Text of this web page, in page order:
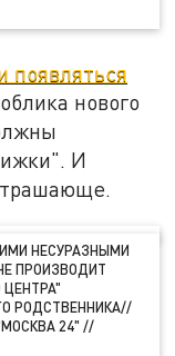
появляться
нового
И
НЕСУРАЗНЫМИ
ПРОИЗВОДИТ
РОДСТВЕННИКА//
24" //